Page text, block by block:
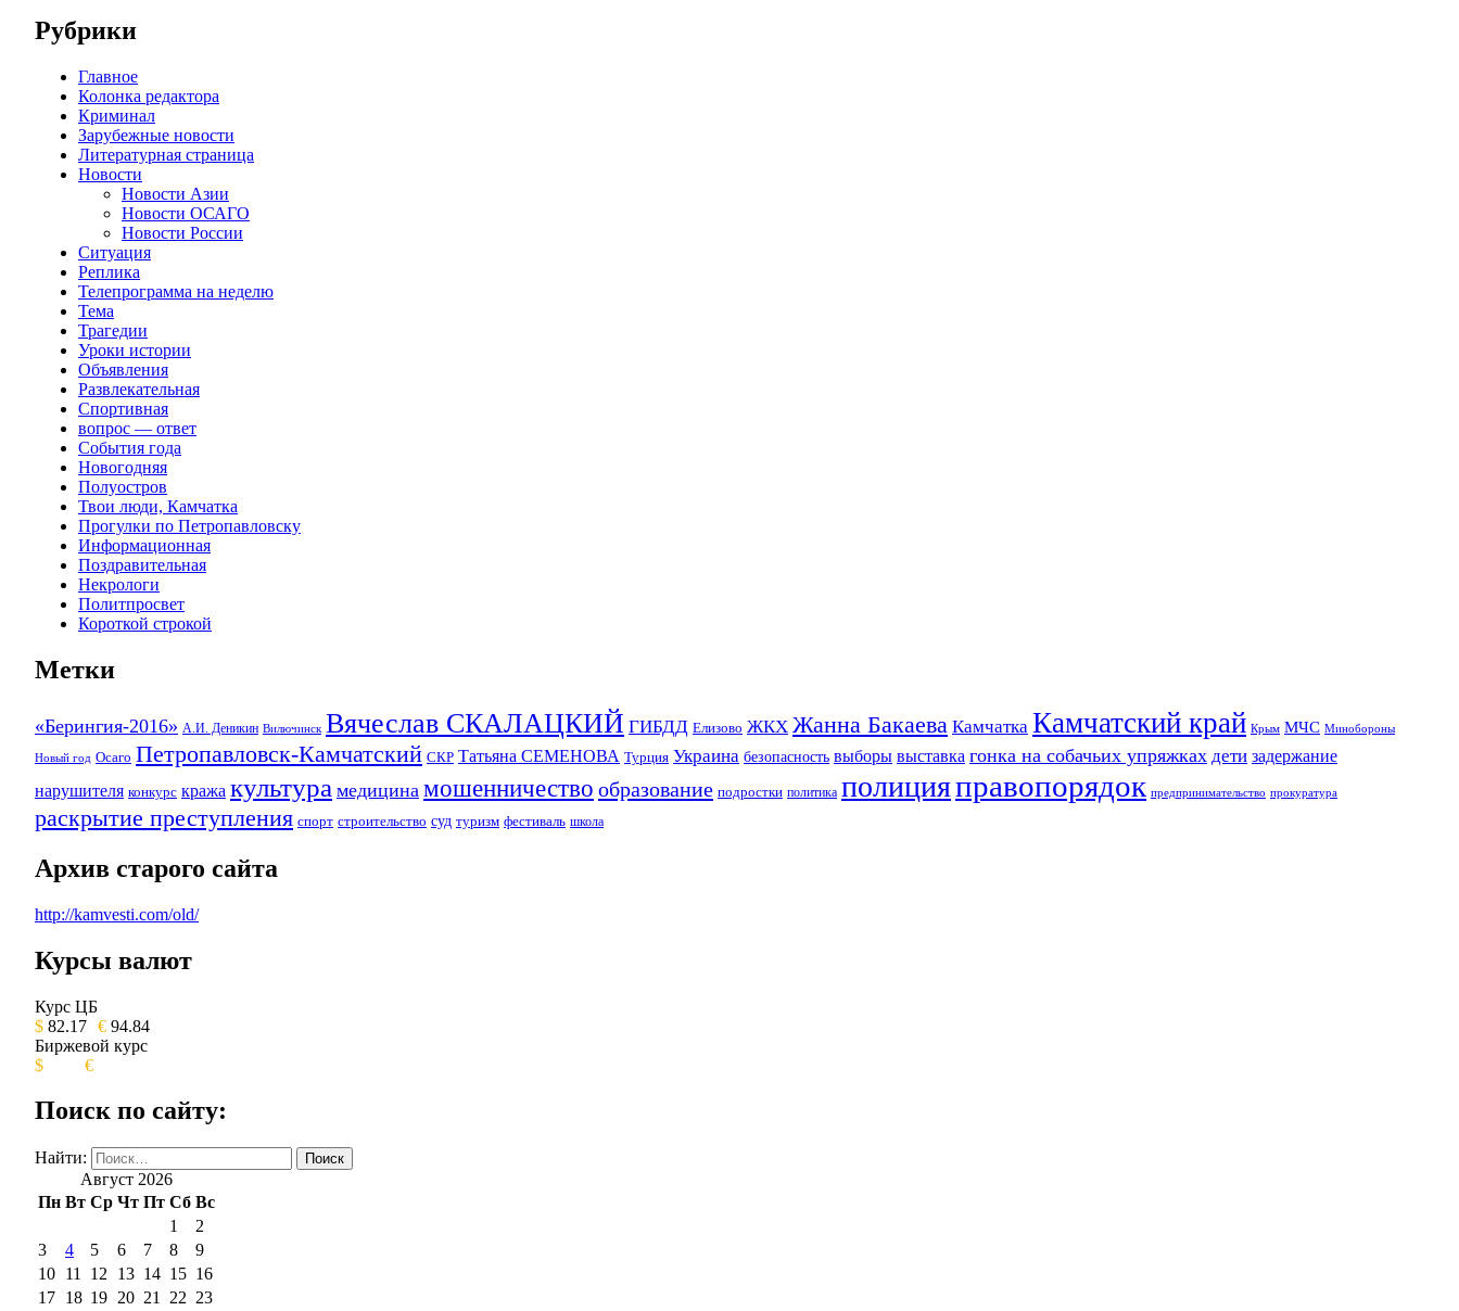
Рубрики
Главное
Колонка редактора
Криминал
Зарубежные новости
Литературная страница
Новости
Новости Азии
Новости ОСАГО
Новости России
Ситуация
Реплика
Телепрограмма на неделю
Тема
Трагедии
Уроки истории
Объявления
Развлекательная
Спортивная
вопрос — ответ
События года
Новогодняя
Полуостров
Твои люди, Камчатка
Прогулки по Петропавловску
Информационная
Поздравительная
Некрологи
Политпросвет
Короткой строкой
Метки
«Берингия-2016» А.И. Деникин Вилючинск Вячеслав СКАЛАЦКИЙ ГИБДД Елизово ЖКХ Жанна Бакаева Камчатка Камчатский край Крым МЧС Минобороны
Новый год Осаго Петропавловск-Камчатский СКР Татьяна СЕМЕНОВА Турция Украина безопасность выборы выставка гонка на собачьих упряжках дети задержание
нарушителя конкурс кража культура медицина мошенничество образование подростки политика полицияправопорядок предпринимательство прокуратура
раскрытие преступления спорт строительство суд туризм фестиваль школа
Архив старого сайта
http://kamvesti.com/old/
ОБЩЕСТВЕННО-ПОЛИТИЧЕСКОЕ ИЗДАНИЕ КАМЧАТСКОГО КРАЯ.
Курсы валют
Курс ЦБ
$ 82.17 € 94.84
Биржевой курс
$
€
Поиск по сайту:
Найти:
Август 2026
Пн Вт Ср Чт Пт Сб Вс
1
2
3
4 5 6 7 8
9
10 11 12 13 14 15 16
17 18 19 20 21 22 23